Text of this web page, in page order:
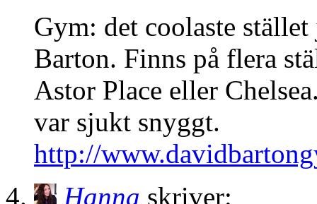
Gym: det coolaste
Barton. Finns på flera
Astor Place eller
var sjukt snyggt.
http://
Hanna skriver: